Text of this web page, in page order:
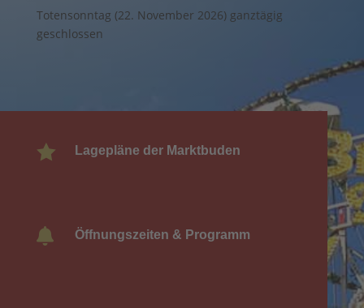
Totensonntag (22. November 2026) ganztägig
geschlossen
 Lagepläne der Marktbuden
 Öffnungszeiten & Programm